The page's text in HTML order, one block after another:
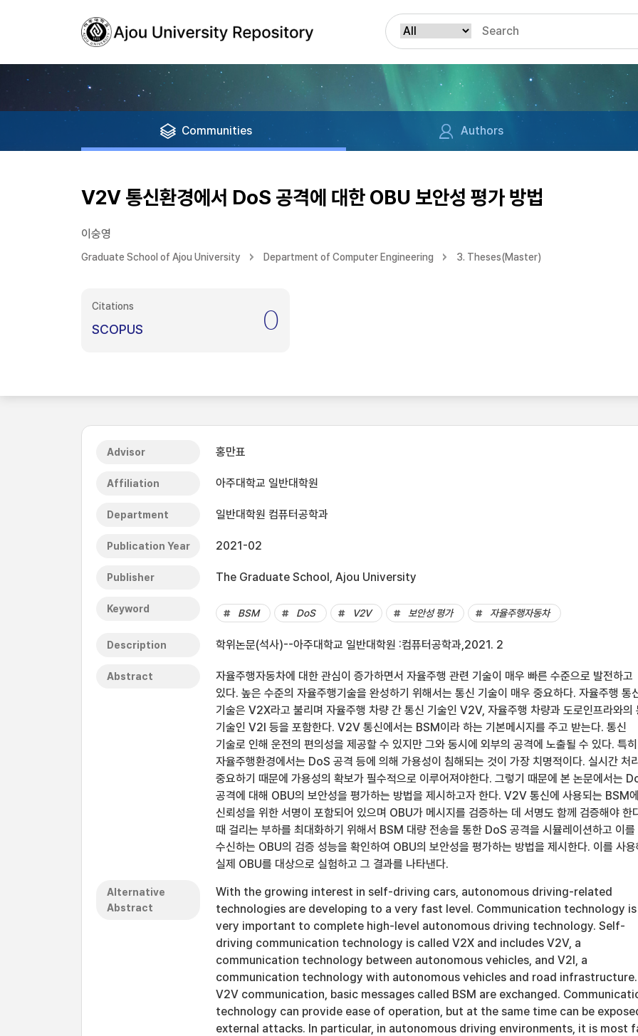
Communities Authors
V2V 통신환경에서 DoS 공격에 대한 OBU 보안성 평가 방법
이숭영
Graduate School of Ajou University Department of Computer Engineering 3. Theses(Master)
Citations
SCOPUS 0
Advisor 홍만표
Affiliation 아주대학교 일반대학원
Department 일반대학원 컴퓨터공학과
Publication Year 2021-02
Publisher The Graduate School, Ajou University
Keyword BSM DoS V2V 보안성 평가 자율주행자동차
Description 학위논문(석사)--아주대학교 일반대학원 :컴퓨터공학과,2021. 2
Abstract
자율주행자동차에 대한 관심이 증가하면서 자율주행 관련 기술이 매우 빠른 수준으로 발전하고
있다. 높은 수준의 자율주행기술을 완성하기 위해서는 통신 기술이 매우 중요하다. 자율주행 통
기술은 V2X라고 불리며 자율주행 차량 간 통신 기술인 V2V, 자율주행 차량과 도로인프라와의
기술인 V2I 등을 포함한다. V2V 통신에서는 BSM이라 하는 기본메시지를 주고 받는다. 통신
기술로 인해 운전의 편의성을 제공할 수 있지만 그와 동시에 외부의 공격에 노출될 수 있다. 특히
자율주행환경에서는 DoS 공격 등에 의해 가용성이 침해되는 것이 가장 치명적이다. 실시간 처
중요하기 때문에 가용성의 확보가 필수적으로 이루어져야한다. 그렇기 때문에 본 논문에서는
공격에 대해 OBU의 보안성을 평가하는 방법을 제시하고자 한다. V2V 통신에 사용되는 BSM
신뢰성을 위한 서명이 포함되어 있으며 OBU가 메시지를 검증하는 데 서명도 함께 검증해야 한
때 걸리는 부하를 최대화하기 위해서 BSM 대량 전송을 통한 DoS 공격을 시뮬레이션하고 이를
수신하는 OBU의 검증 성능을 확인하여 OBU의 보안성을 평가하는 방법을 제시한다. 이를 사용
실제 OBU를 대상으로 실험하고 그 결과를 나타낸다.
Alternative
Abstract
With the growing interest in self-driving cars, autonomous driving-related
technologies are developing to a very fast level. Communication technology is
very important to complete high-level autonomous driving technology. Self-
driving communication technology is called V2X and includes V2V, a
communication technology between autonomous vehicles, and V2I, a
communication technology with autonomous vehicles and road infrastructure.
V2V communication, basic messages called BSM are exchanged.
technology can provide ease of operation, but at the same time can be
external attacks. In particular, in autonomous driving environments, it is most